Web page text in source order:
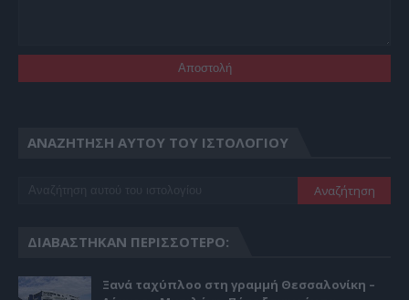
ΑΝΑΖΉΤΗΣΗ ΑΥΤΟΎ ΤΟΥ ΙΣΤΟΛΟΓΊΟΥ
ΔΙΑΒΆΣΤΗΚΑΝ ΠΕΡΙΣΣΌΤΕΡΟ:
Ξανά ταχύπλοο στη γραμμή Θεσσαλονίκη –